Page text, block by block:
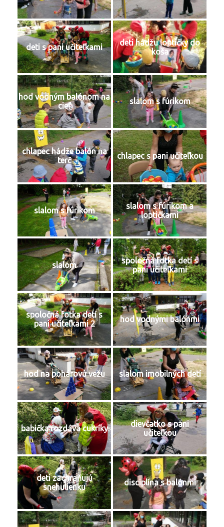
deti s pani učiteľkami
deti hádžu loptičky do
koša
hod vodným balónom na
cieľ
slalom s fúrikom
chlapec hádže balón na
terč
chlapec s pani učiteľkou
slalom s fúrikom
slalom s fúrikom a
loptičkami
slalom
spoločná fotka detí s
pani učiteľkami
spoločná fotka detí s
pani učiteľkami 2
hod vodnými balónmi
hod na pohárovú vežu slalom imobilných detí
babička rozdáva cukríky
dievčatko s pani
učiteľkou
deti zachraňujú
snehulienku
disciplína s balónmi